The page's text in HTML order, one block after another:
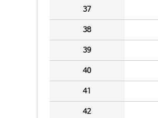
37
38
39
40
41
42